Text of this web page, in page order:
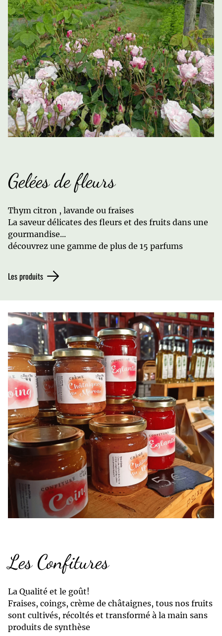
Gelées de fleurs
Thym citron , lavande ou fraises
La saveur délicates des fleurs et des fruits dans une
gourmandise...
découvrez une gamme de plus de 15 parfums
Les produits
Les Confitures
La Qualité et le goût!
Fraises, coings, crème de châtaignes, tous nos fruits
sont cultivés, récoltés et transformé à la main sans
produits de synthèse